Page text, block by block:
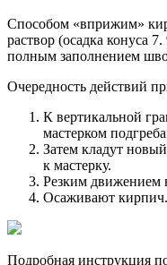
Способом «вприжим»
раствор (осадка конуса
полным заполнением
Очередность действий
К вертикальной
мастерком
Затем кладут
к мастерку.
Резким движением
Осаживают кирпич.
Подробная инструкция